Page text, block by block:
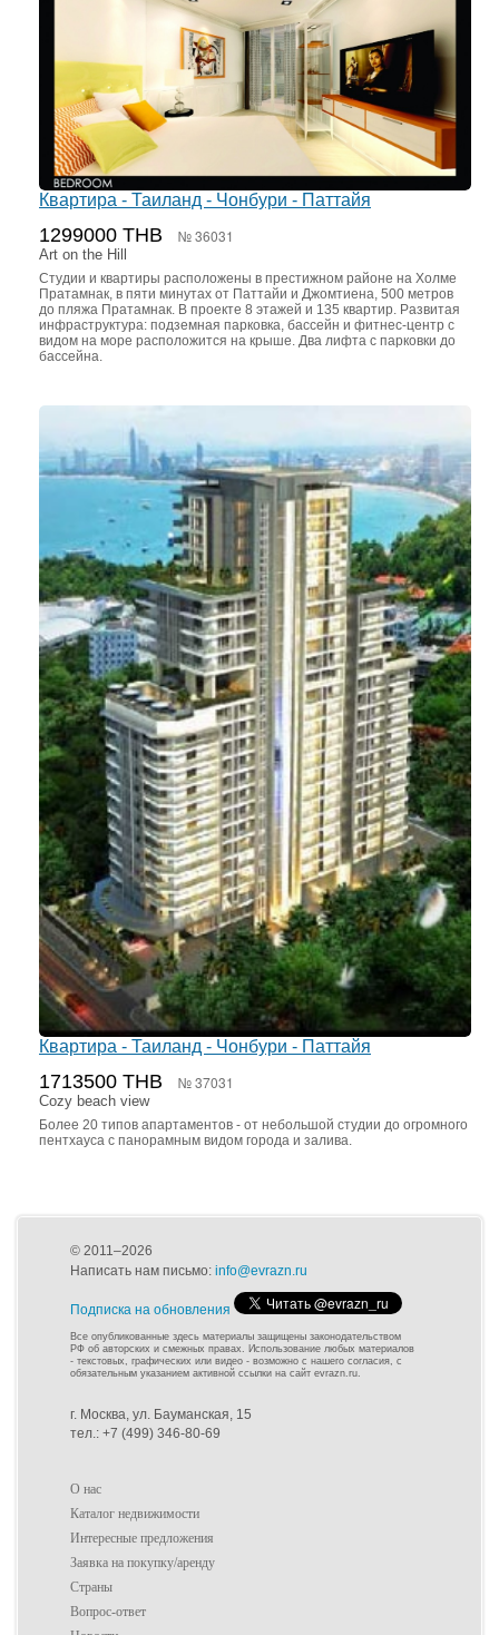
Квартира - Таиланд - Чонбури - Паттайя
1299000 THB № 36031
Art on the Hill
Студии и квартиры расположены в престижном районе на Холме
Пратамнак, в пяти минутах от Паттайи и Джомтиена, 500 метров
до пляжа Пратамнак. В проекте 8 этажей и 135 квартир. Развитая
инфраструктура: подземная парковка, бассейн и фитнес-центр с
видом на море расположится на крыше. Два лифта с парковки до
бассейна.
Квартира - Таиланд - Чонбури - Паттайя
1713500 THB № 37031
Cozy beach view
Более 20 типов апартаментов - от небольшой студии до огромного
пентхауса с панорамным видом города и залива.
© 2011–2026
Написать нам письмо: info@evrazn.ru
Подписка на обновления
Все опубликованные здесь материалы защищены законодательством
РФ об авторских и смежных правах. Использование любых материалов
- текстовых, графических или видео - возможно с нашего согласия, с
обязательным указанием активной ссылки на сайт evrazn.ru.
г. Москва, ул. Бауманская, 15
тел.: +7 (499) 346-80-69
О нас
Каталог недвижимости
Интересные предложения
Заявка на покупку/аренду
Страны
Вопрос-ответ